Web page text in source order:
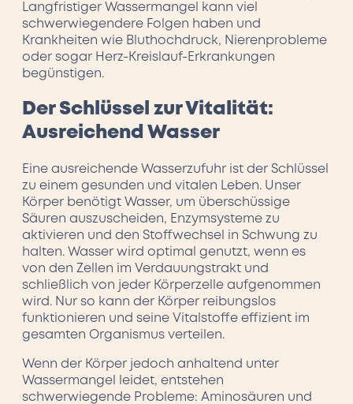
Langfristiger Wassermangel kann viel
schwerwiegendere Folgen haben und
Krankheiten wie Bluthochdruck, Nierenprobleme
oder sogar Herz-Kreislauf-Erkrankungen
begünstigen.
Der Schlüssel zur Vitalität:
Ausreichend Wasser
Eine ausreichende Wasserzufuhr ist der Schlüssel
zu einem gesunden und vitalen Leben. Unser
Körper benötigt Wasser, um überschüssige
Säuren auszuscheiden, Enzymsysteme zu
aktivieren und den Stoffwechsel in Schwung zu
halten. Wasser wird optimal genutzt, wenn es
von den Zellen im Verdauungstrakt und
schließlich von jeder Körperzelle aufgenommen
wird. Nur so kann der Körper reibungslos
funktionieren und seine Vitalstoffe effizient im
gesamten Organismus verteilen.
Wenn der Körper jedoch anhaltend unter
Wassermangel leidet, entstehen
schwerwiegende Probleme: Aminosäuren und